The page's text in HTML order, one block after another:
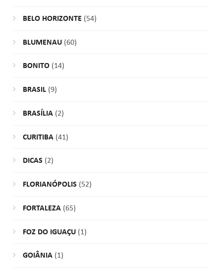
BELO HORIZONTE (54)
BLUMENAU(60)
BONITO(14)
BRASIL(9)
BRASÍLIA(2)
CURITIBA(41)
DICAS (2)
FLORIANÓPOLIS (52)
FORTALEZA(65)
FOZ DO IGUAÇU(1)
GOIÂNIA(1)